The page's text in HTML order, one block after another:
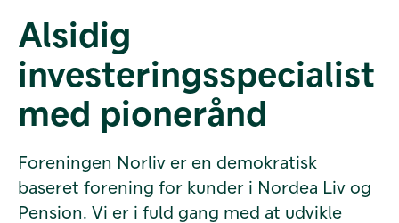
Foreningen
Kontakt
os
Alsidig
investeringsspecialist
med pionerånd
Foreningen Norliv er en demokratisk
baseret forening for kunder i Nordea Liv og
Pension. Vi er i fuld gang med at udvikle